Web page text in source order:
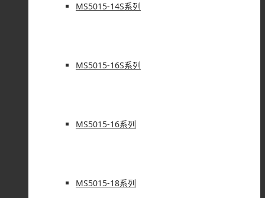
MS5015-14S系列
MS5015-16S系列
MS5015-16系列
MS5015-18系列